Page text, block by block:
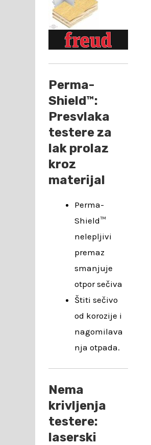
Perma-
Shield™:
Presvlaka
testere za
lak prolaz
kroz
materijal
Perma-
Shield™
nelepljivi
premaz
smanjuje
otpor sečiva
Štiti sečivo
od korozije i
nagomilava
nja otpada.
Nema
krivljenja
testere:
laserski